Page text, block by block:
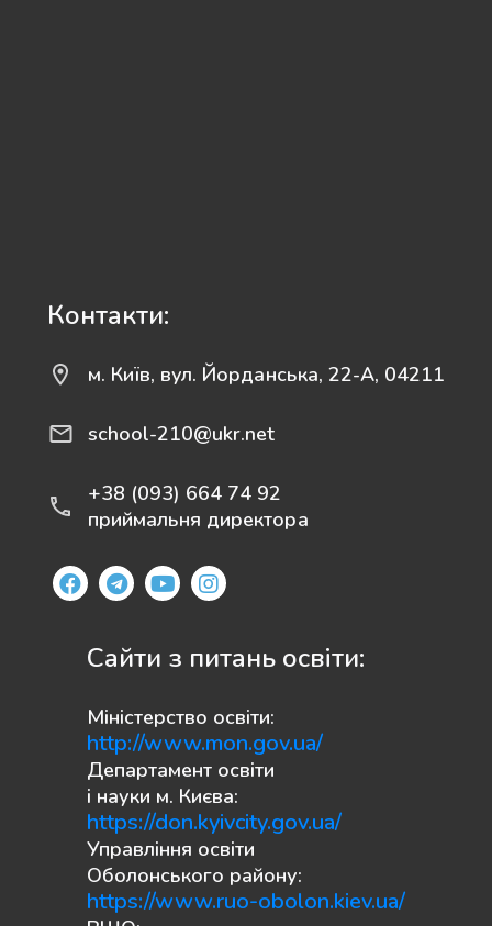
Контакти:
м. Київ, вул. Йорданська, 22-А, 04211
school-210@ukr.net
+38 (093) 664 74 92
приймальня директора
Сайти з питань освіти:
Міністерство освіти:
http://www.mon.gov.ua/
Департамент освіти
і науки м. Києва:
https://don.kyivcity.gov.ua/
Управління освіти
Оболонського району:
https://www.ruo-obolon.kiev.ua/